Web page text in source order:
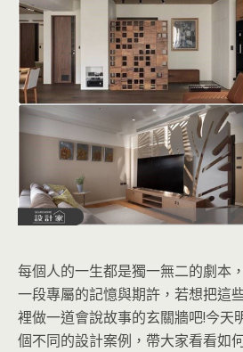
每個人的一生都是獨一無二的劇本
一段專屬的記憶與期許，若想把這
裡做一道會說故事的玄關牆吧!今天
個不同的設計案例，帶大家看看如